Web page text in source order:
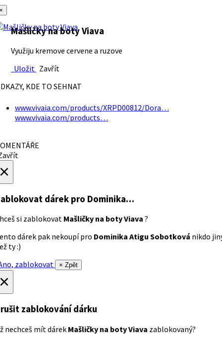
Mašličky na boty Viava
Využiju kremove cervene a ruzove
Uložit Zavřít
KDE TO SEHNAT
www.vivaia.com/products/XRPD00812/Dora…
www.vivaia.com/products…
dárek pro Dominika…
si zablokovat Mašličky na boty Viava ?
dárek pak nekoupí pro Dominika Atigu Sobotková nikdo
ty :)
zablokovat
× Zpět
zablokování dárku
nechceš mít dárek Mašličky na boty Viava zablokovaný?